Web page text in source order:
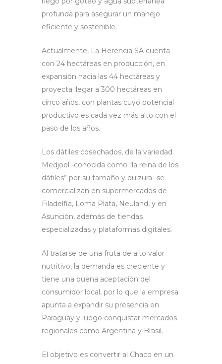
profunda para asegurar un manejo
eficiente y sostenible.
Actualmente, La Herencia SA cuenta
con 24 hectáreas en producción, en
expansión hacia las 44 hectáreas y
proyecta llegar a 300 hectáreas en
cinco años, con plantas cuyo potencial
productivo es cada vez más alto con el
paso de los años.
Los dátiles cosechados, de la variedad
Medjool -conocida como “la reina de los
dátiles” por su tamaño y dulzura- se
comercializan en supermercados de
Filadelfia, Loma Plata, Neuland, y en
Asunción, además de tiendas
especializadas y plataformas digitales.
Al tratarse de una fruta de alto valor
nutritivo, la demanda es creciente y
tiene una buena aceptación del
consumidor local, por lo que la empresa
apunta a expandir su presencia en
Paraguay y luego conquistar mercados
regionales como Argentina y Brasil.
El objetivo es convertir al Chaco en un